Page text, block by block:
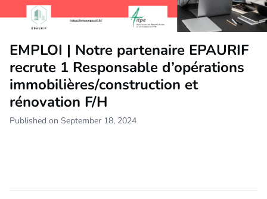
EMPLOI | Notre partenaire EPAURIF
recrute 1 Responsable d’opérations
immobilières/construction et
rénovation F/H
Published on September 18, 2024